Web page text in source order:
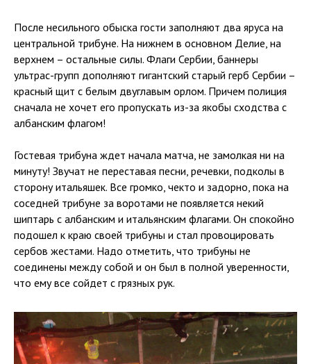
После несильного обыска гости заполняют два яруса на
центральной трибуне. На нижнем в основном Делие, на
верхнем – остальные силы. Флаги Сербии, баннеры
ультрас-групп дополняют гигантский старый герб Сербии –
красный щит с белым двуглавым орлом. Причем полиция
сначала не хочет его пропускать из-за якобы сходства с
албанским флагом!
Гостевая трибуна ждет начала матча, не замолкая ни на
минуту! Звучат не переставая песни, речевки, подколы в
сторону итальяшек. Все громко, чекто и задорно, пока на
соседней трибуне за воротами не появляется некий
шиптарь с албанским и итальянским флагами. Он спокойно
подошел к краю своей трибуны и стал провоцировать
сербов жестами. Надо отметить, что трибуны не
соединены между собой и он был в полной уверенности,
что ему все сойдет с грязных рук.